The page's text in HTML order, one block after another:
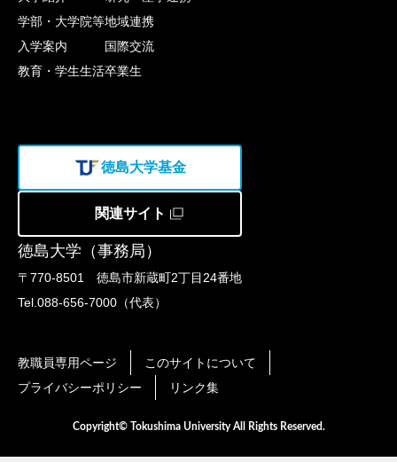
徳島大学（事務局）
〒770-8501 徳島市新蔵町2丁目24番地
Tel.088-656-7000（代表）
学部・大学院等
入学案内
教育・学生生活
地域連携
国際交流
卒業生
徳島大学基金
関連サイト
教職員専用ページ
このサイトについて
プライバシーポリシー
リンク集
Copyright© Tokushima University All Rights Reserved.